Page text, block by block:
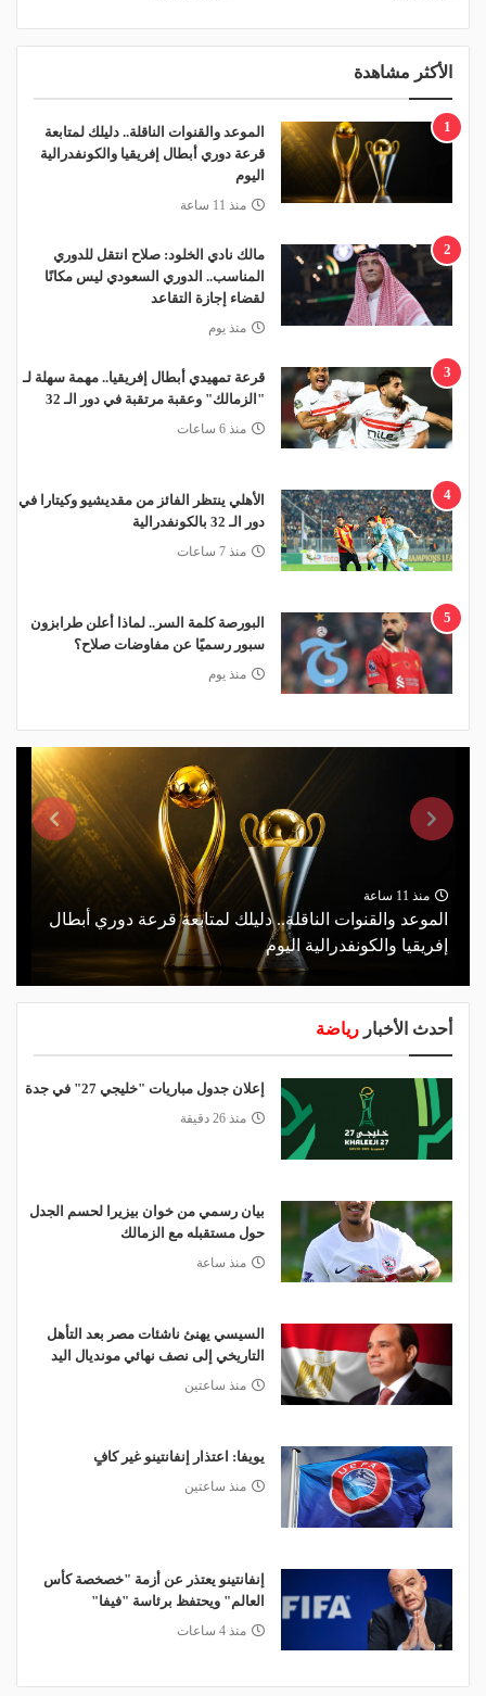
الأكثر مشاهدة
1
الموعد والقنوات الناقلة.. دليلك لمتابعة
قرعة دوري أبطال إفريقيا والكونفدرالية
اليوم
منذ 11 ساعة
2
مالك نادي الخلود: صلاح انتقل للدوري
المناسب.. الدوري السعودي ليس مكانًا
لقضاء إجازة التقاعد
منذ يوم
3
قرعة تمهيدي أبطال إفريقيا.. مهمة سهلة لـ
"الزمالك" وعقبة مرتقبة في دور الـ 32
منذ 6 ساعات
4
الأهلي ينتظر الفائز من مقديشيو وكيتارا في
دور الـ 32 بالكونفدرالية
منذ 7 ساعات
5
البورصة كلمة السر.. لماذا أعلن طرابزون
سبور رسميًا عن مفاوضات صلاح؟
منذ يوم
منذ 11 ساعة
الموعد والقنوات الناقلة.. دليلك لمتابعة قرعة دوري أبطال
إفريقيا والكونفدرالية اليوم
أحدث الأخبار رياضة
إعلان جدول مباريات "خليجي 27" في جدة
منذ 26 دقيقة
بيان رسمي من خوان بيزيرا لحسم الجدل
حول مستقبله مع الزمالك
منذ ساعة
السيسي يهنئ ناشئات مصر بعد التأهل
التاريخي إلى نصف نهائي مونديال اليد
منذ ساعتين
يويفا: اعتذار إنفانتينو غير كافٍ
منذ ساعتين
إنفانتينو يعتذر عن أزمة "خصخصة كأس
العالم" ويحتفظ برئاسة "فيفا"
منذ 4 ساعات